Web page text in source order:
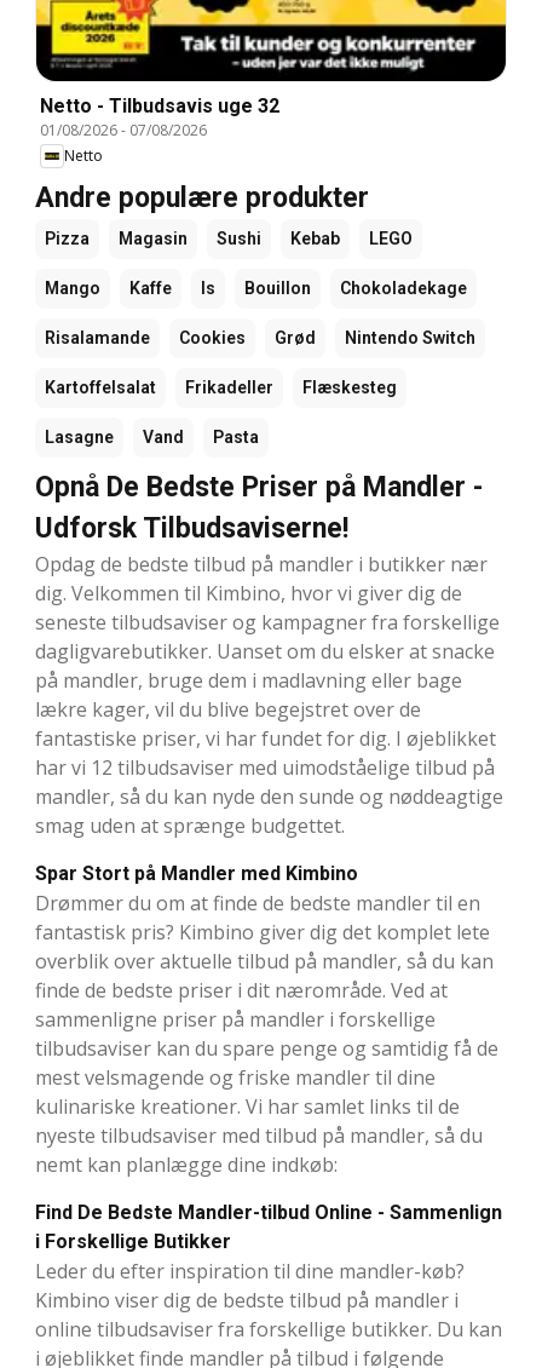
Netto - Tilbudsavis uge 32
01/08/2026- 07/08/2026
Netto
Andre populære produkter
Pizza Magasin Sushi Kebab LEGO
Mango Kaffe Is Bouillon Chokoladekage
Risalamande Cookies Grød Nintendo Switch
Kartoffelsalat Frikadeller Flæskesteg
Lasagne Vand Pasta
Opnå De Bedste Priser på Mandler -
Udforsk Tilbudsaviserne!
Opdag de bedste tilbud på mandler i butikker nær
dig. Velkommen til Kimbino, hvor vi giver dig de
seneste tilbudsaviser og kampagner fra forskellige
dagligvarebutikker. Uanset om du elsker at snacke
på mandler, bruge dem i madlavning eller bage
lækre kager, vil du blive begejstret over de
fantastiske priser, vi har fundet for dig. I øjeblikket
har vi 12 tilbudsaviser med uimodståelige tilbud på
mandler, så du kan nyde den sunde og nøddeagtige
smag uden at sprænge budgettet.
Spar Stort på Mandler med Kimbino
Drømmer du om at finde de bedste mandler til en
fantastisk pris? Kimbino giver dig det komplet lete
overblik over aktuelle tilbud på mandler, så du kan
finde de bedste priser i dit nærområde. Ved at
sammenligne priser på mandler i forskellige
tilbudsaviser kan du spare penge og samtidig få de
mest velsmagende og friske mandler til dine
kulinariske kreationer. Vi har samlet links til de
nyeste tilbudsaviser med tilbud på mandler, så du
nemt kan planlægge dine indkøb:
Find De Bedste Mandler-tilbud Online - Sammenlign
i Forskellige Butikker
Leder du efter inspiration til dine mandler-køb?
Kimbino viser dig de bedste tilbud på mandler i
online tilbudsaviser fra forskellige butikker. Du kan
i øjeblikket finde mandler på tilbud i følgende